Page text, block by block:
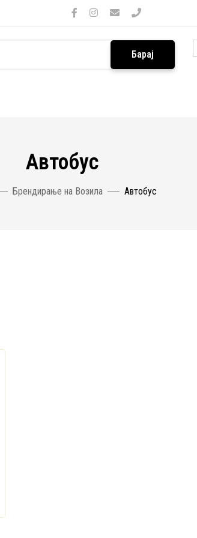
Барај
Автобус
Брендирање на Возила Автобус